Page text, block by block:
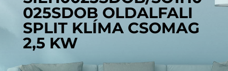
025SDOB OLDALFALI
SPLIT KLÍMA CSOMAG
2,5 KW